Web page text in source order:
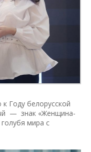
Году белорусской
— знак «Женщина-
мира с